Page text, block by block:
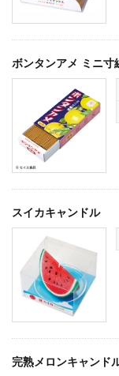
ボンタンアメ ミニ寸
スイカキャンドル
完熟メロンキャンド